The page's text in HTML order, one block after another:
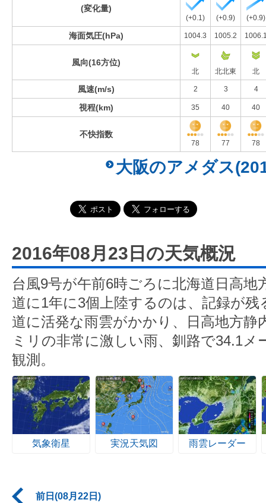
(変化量)
(+0.1) (+0.9) (+0.9)
海面気圧(hPa) 1004.3 1005.2
風向(16方位)
北 北北東 北
風速(m/s) 2 3 4
視程(km) 35 40 40
不快指数
78 77 78
大阪のアメダス
2016年08月23日の天気概況
台風9号が午前6時ごろに北海道日高地
道に1年に3個上陸するのは、記録が残
道に活発な雨雲がかかり、日高地方静
ミリの非常に激しい雨、釧路で34.1メ
観測。
気象衛星 実況天気図 雨雲レーダー
前日(08月22日)